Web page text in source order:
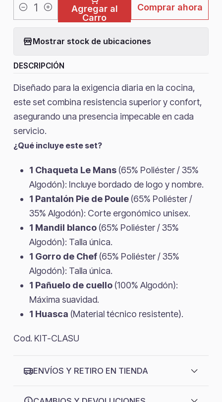
Cantidad
Agregar al
Carro
Comprar ahora
Mostrar stock de ubicaciones
DESCRIPCIÓN
Diseñado para la exigencia diaria en la cocina,
este set combina resistencia superior y confort,
asegurando una presencia impecable en cada
servicio.
¿Qué incluye este set?
1 Chaqueta Le Mans (65% Poliéster / 35%
Algodón): Incluye bordado de logo y nombre.
1 Pantalón Pie de Poule (65% Poliéster /
35% Algodón): Corte ergonómico unisex.
1 Mandil blanco (65% Poliéster / 35%
Algodón): Talla única.
1 Gorro de Chef (65% Poliéster / 35%
Algodón): Talla única.
1 Pañuelo de cuello (100% Algodón):
Máxima suavidad.
1 Huasca (Material técnico resistente).
Cod. KIT-CLASU
ENVÍOS Y RETIRO EN TIENDA